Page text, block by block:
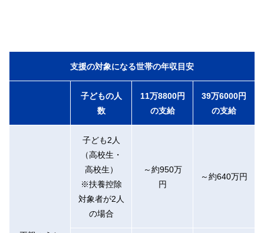
支援の対象になる世帯の年収目安
子どもの人
数
11万8800円
の支給
39万6000円
の支給
子ども2人
（高校生・
高校生）
※扶養控除
対象者が2人
の場合
～約950万
円
～約640万円